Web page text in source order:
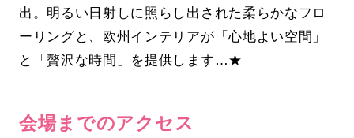
出。明るい日射しに照らし出された柔らかなフロ
ーリングと、欧州インテリアが「心地よい空間」
と「贅沢な時間」を提供します…★
会場までのアクセス